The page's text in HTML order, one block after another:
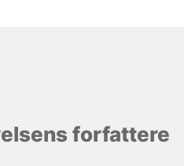
forfattere